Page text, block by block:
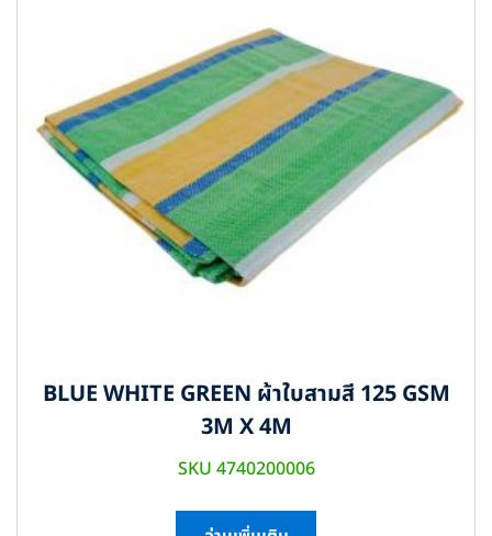
BLUE WHITE GREEN ผ้าใบสามสี 125 GSM
3M X 4M
SKU 4740200006